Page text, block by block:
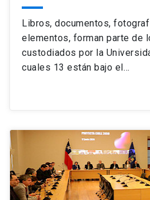
Libros, documentos,
elementos, forman parte de
custodiados por la
cuales 13 están bajo el…